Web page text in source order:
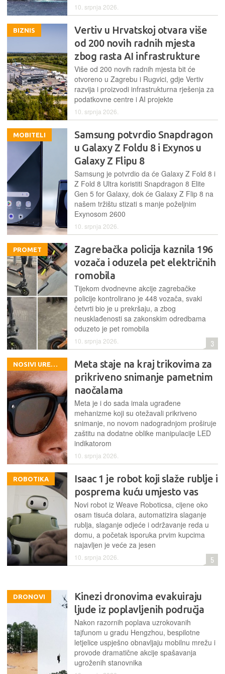
10. srpnja 2026.
BIZNIS
Vertiv u Hrvatskoj otvara više
od 200 novih radnih mjesta
zbog rasta AI infrastrukture
Više od 200 novih radnih mjesta bit će
otvoreno u Zagrebu i Rugvici, gdje Vertiv
razvija i proizvodi infrastrukturna rješenja za
podatkovne centre i AI projekte
10. srpnja 2026.
MOBITELI
Samsung potvrdio Snapdragon
u Galaxy Z Foldu 8 i Exynos u
Galaxy Z Flipu 8
Samsung je potvrdio da će Galaxy Z Fold 8 i
Z Fold 8 Ultra koristiti Snapdragon 8 Elite
Gen 5 for Galaxy, dok će Galaxy Z Flip 8 na
našem tržištu stizati s manje poželjnim
Exynosom 2600
10. srpnja 2026.
PROMET
Zagrebačka policija kaznila 196
vozača i oduzela pet električnih
romobila
Tijekom dvodnevne akcije zagrebačke
policije kontrolirano je 448 vozača, svaki
četvrti bio je u prekršaju, a zbog
neusklađenosti sa zakonskim odredbama
oduzeto je pet romobila
10. srpnja 2026. 3
NOSIVI UREĐAJI
Meta staje na kraj trikovima za
prikriveno snimanje pametnim
naočalama
Meta je i do sada imala ugrađene
mehanizme koji su otežavali prikriveno
snimanje, no novom nadogradnjom proširuje
zaštitu na dodatne oblike manipulacije LED
indikatorom
10. srpnja 2026.
ROBOTIKA
Isaac 1 je robot koji slaže rublje i
posprema kuću umjesto vas
Novi robot iz Weave Roboticsa, cijene oko
osam tisuća dolara, automatizira slaganje
rublja, slaganje odjeće i održavanje reda u
domu, a početak isporuka prvim kupcima
najavljen je veće za jesen
10. srpnja 2026. 5
DRONOVI
Kinezi dronovima evakuiraju
ljude iz poplavljenih područja
Nakon razornih poplava uzrokovanih
tajfunom u gradu Hengzhou, bespilotne
letjelice uspješno obnavljaju mobilnu mrežu i
provode dramatične akcije spašavanja
ugroženih stanovnika